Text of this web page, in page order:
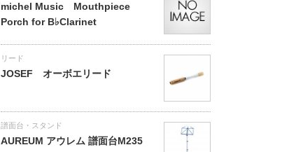
michel Music Mouthpiece
Porch for B♭Clarinet
リード
JOSEF オーボエリード
譜面台・スタンド
AUREUM アウレム 譜面台M235